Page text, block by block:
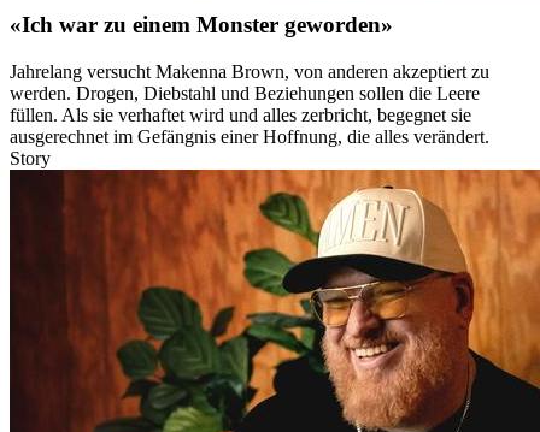
«Ich war zu einem Monster geworden»
Jahrelang versucht Makenna Brown, von anderen akzeptiert zu
werden. Drogen, Diebstahl und Beziehungen sollen die Leere
füllen. Als sie verhaftet wird und alles zerbricht, begegnet sie
ausgerechnet im Gefängnis einer Hoffnung, die alles verändert.
Story